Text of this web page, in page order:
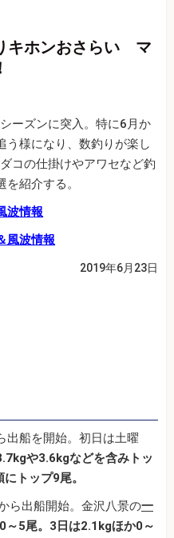
キホンおさらい マ
ーズンに突入。特に6月か
う様になり、数釣りが楽し
コの仕掛けやアワセなど釣
紹介する。
波情報
風波情報
2019年6月23日
出船を開始。初日は土曜
や3.6kgなどを含みトッ
トップ9尾。
ら出船開始。金沢八景の一
～5尾。3日は2.1kgほか0～